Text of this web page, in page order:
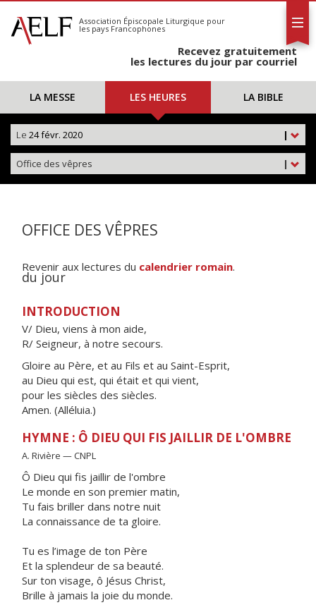
S'abonner
Calendrier
Association Épiscopale Liturgique pour
les pays Francophones
Recevez gratuitement
les lectures du jour par courriel
LA MESSE LES HEURES LA BIBLE
|
Le 24 févr. 2020
|
Office des vêpres
OFFICE DES VÊPRES
Revenir aux lectures du calendrier romain.
du jour
INTRODUCTION
V/ Dieu, viens à mon aide,
R/ Seigneur, à notre secours.
Gloire au Père, et au Fils et au Saint-Esprit,
au Dieu qui est, qui était et qui vient,
pour les siècles des siècles.
Amen. (Alléluia.)
HYMNE : Ô DIEU QUI FIS JAILLIR DE L'OMBRE
A. Rivière — CNPL
Ô Dieu qui fis jaillir de l'ombre
Le monde en son premier matin,
Tu fais briller dans notre nuit
La connaissance de ta gloire.
Tu es l’image de ton Père
Et la splendeur de sa beauté.
Sur ton visage, ô Jésus Christ,
Brille à jamais la joie du monde.